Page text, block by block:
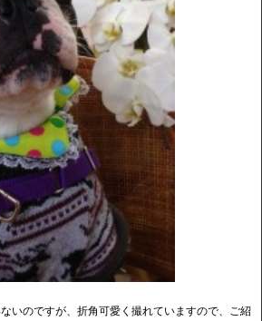
いのですが、折角可愛く撮れていますので、ご紹